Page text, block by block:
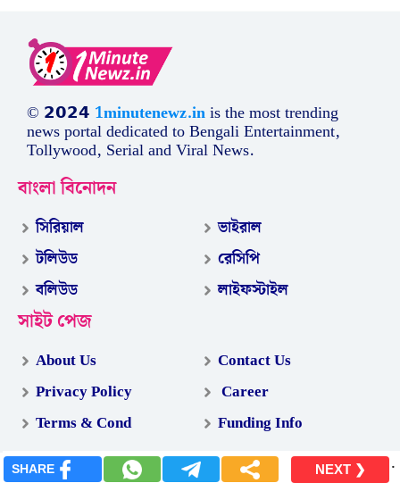
© 𝟮𝟬𝟮𝟰 1minutenewz.inis the most trending
news portal dedicated to Bengali Entertainment,
Tollywood, Serial and Viral News.
বাংলা বিনোদন
সিরিয়াল
টলিউড
বলিউড
ভাইরাল
রেসিপি
লাইফস্টাইল
সাইট পেজ
About Us
Privacy Policy
Terms & Cond
Contact Us
Career
Funding Info
SHARE NEXT ❯ .